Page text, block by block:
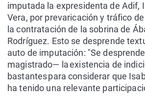
imputada la expresidenta de Adif,
Vera, por prevaricación y tráfico
la contratación de la sobrina de
Rodríguez. Esto se desprende
auto de imputación: "Se
magistrado— la existencia de
bastantes para considerar que
ha tenido una relevante